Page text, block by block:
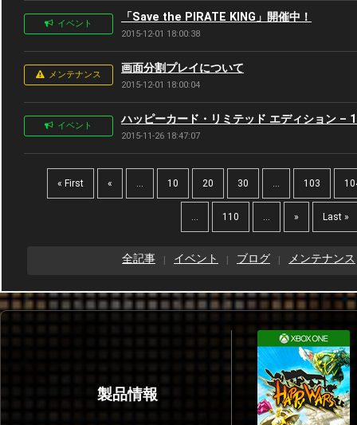
イベント 「Save the PIRATE KING」開催中！
2015-12-01 18:00:38
メンテナンス 画面分割プレイについて
2015-12-01 18:00:04
イベント ハッピーカード・リミテッド エディション –
2015-11-26 18:47:07
« First « ... 10 20 30 ... 103
... 110 ... » Last »
全記事 イベント ブログ メンテナンス
製品情報